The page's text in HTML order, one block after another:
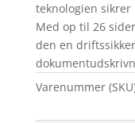
teknologien
Med op til 26
den en
Varenummer